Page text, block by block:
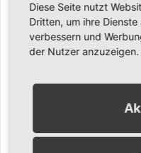
Auf jeden Fall wird es
weil Opa Gerhard auch
noch nicht so richtig mit,
Ähnliche Inhalte:
Diese Seite nutzt
Dritten, um ihre
verbessern und
der Nutzer anzuzeigen.